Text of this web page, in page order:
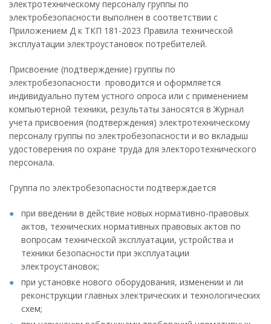
электротехническому персоналу группы по
электробезопасности выполнен в соответствии с
Приложением Д к ТКП 181-2023 Правила технической
эксплуатации электроустановок потребителей.
Присвоение (подтверждение) группы по
электробезопасности проводится и оформляется
индивидуально путем устного опроса или с применением
компьютерной техники, результаты заносятся в Журнал
учета присвоения (подтверждения) электротехническому
персоналу группы по электробезопасности и во вкладыш
удостоверения по охране труда для электоротехнического
персонала.
Группа по электробезопасности подтверждается
при введении в действие новых нормативно-правовых
актов, технических нормативных правовых актов по
вопросам технической эксплуатации, устройства и
техники безопасности при эксплуатации
электроустановок;
при установке нового оборудования, изменении и ли
реконструкции главных электрических и технологических
схем;